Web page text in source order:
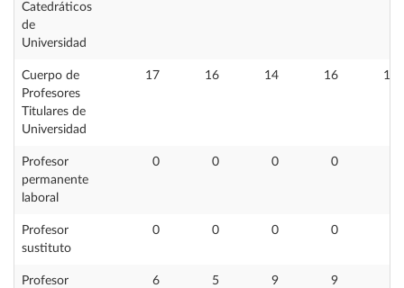
Catedráticos
de
Universidad
Cuerpo de
Profesores
Titulares de
Universidad
17 16 14 16 19
Profesor
permanente
laboral
0 0 0 0
Profesor
sustituto
0 0 0 0
Profesor
6 5 9 9